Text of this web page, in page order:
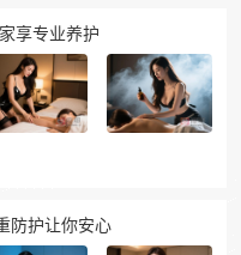
享专业养护
防护让你安心